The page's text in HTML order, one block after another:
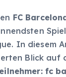
FC
In diesem
Blick auf
fc